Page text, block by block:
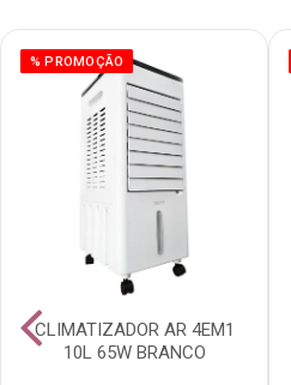
% PROMOÇÃO
CLIMATIZADOR AR 4EM1
10L 65W BRANCO